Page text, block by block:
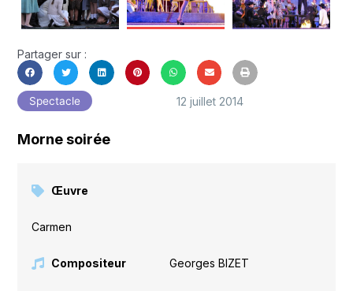
Partager sur :
Spectacle 12 juillet 2014
Morne soirée
Œuvre
Carmen
Compositeur Georges BIZET